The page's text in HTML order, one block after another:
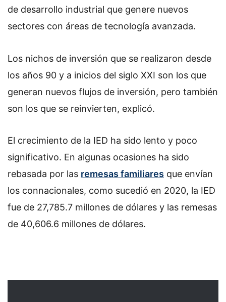
de desarrollo industrial que genere nuevos
sectores con áreas de tecnología avanzada.
Los nichos de inversión que se realizaron desde
los años 90 y a inicios del siglo XXI son los que
generan nuevos flujos de inversión, pero también
son los que se reinvierten, explicó.
El crecimiento de la IED ha sido lento y poco
significativo. En algunas ocasiones ha sido
rebasada por las remesas familiares que envían
los connacionales, como sucedió en 2020, la IED
fue de 27,785.7 millones de dólares y las remesas
de 40,606.6 millones de dólares.